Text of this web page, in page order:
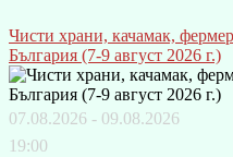
Чисти храни, качамак,
България (7-9 август 2026 г.)
07.08.2026 - 09.08.2026
19:00